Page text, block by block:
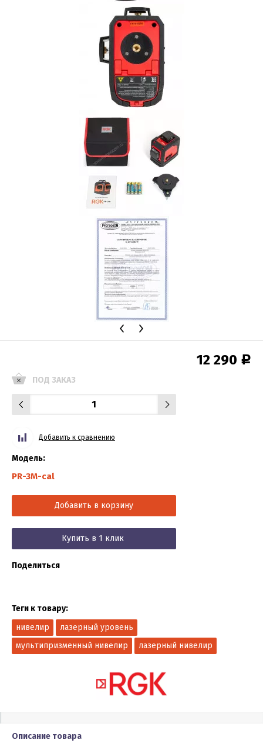
12 290 Р
ПОД ЗАКАЗ
Добавить к сравнению
Модель:
PR-3M-cal
Добавить в корзину
Купить в 1 клик
Поделиться
Теги к товару:
нивелир
лазерный уровень
мультипризменный нивелир
лазерный нивелир
Описание товара